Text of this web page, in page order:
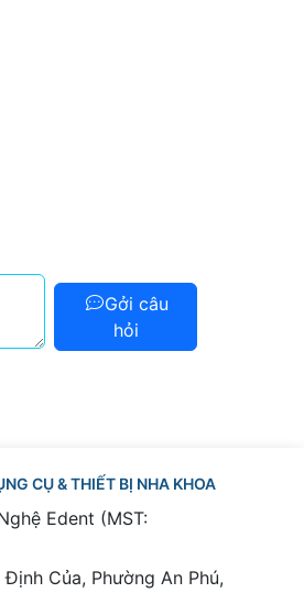
Gởi câu
hỏi
CỤ & THIẾT BỊ NHA KHOA
Edent (MST:
Của, Phường An Phú,